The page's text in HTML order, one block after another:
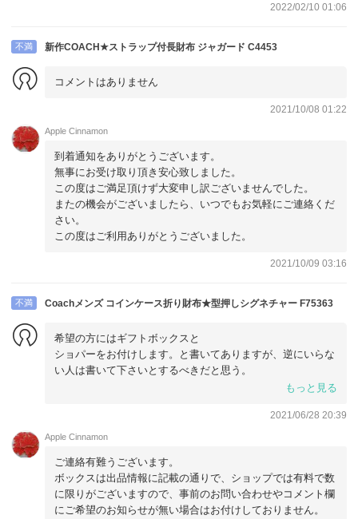
2022/02/10 01:06
不満 新作COACH★ストラップ付長財布 ジャガード C4453
コメントはありません
2021/10/08 01:22
Apple Cinnamon
到着通知をありがとうございます。
無事にお受け取り頂き安心致しました。
この度はご満足頂けず大変申し訳ございませんでした。
またの機会がございましたら、いつでもお気軽にご連絡くだ
さい。
この度はご利用ありがとうございました。
2021/10/09 03:16
不満 Coachメンズ コインケース折り財布★型押しシグネチャー F75363
希望の方にはギフトボックスと
ショパーをお付けします。と書いてありますが、逆にいらな
い人は書いて下さいとするべきだと思う。
どこかの国のような、雑な梱包だったので残念です。このサ
もっと見る
2021/06/28 20:39
Apple Cinnamon
ご連絡有難うございます。
ボックスは出品情報に記載の通りで、ショップでは有料で数
に限りがございますので、事前のお問い合わせやコメント欄
にご希望のお知らせが無い場合はお付けしておりません。